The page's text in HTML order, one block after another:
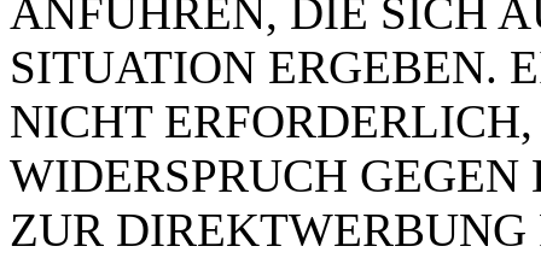
ANFÜHREN, DIE SICH
SITUATION ERGEBEN.
NICHT
WIDERSPRUCH
ZUR DIREKTWERBUNG